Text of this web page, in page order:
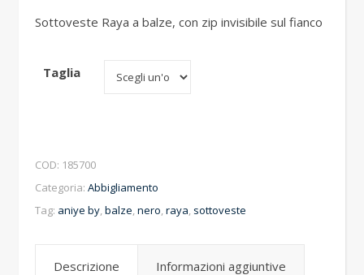
Sottoveste Raya a balze, con zip invisibile sul fianco
Taglia
COD: 185700
Categoria: Abbigliamento
Tag: aniye by,balze,nero,raya, sottoveste
Descrizione Informazioni aggiuntive